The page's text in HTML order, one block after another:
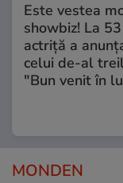
Este vestea
showbiz! La
actriță a
celui de-al
"Bun venit în
MONDEN